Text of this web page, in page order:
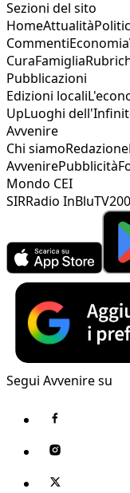
Sezioni del sito
HomeAttualità
CommentiEconomia
CuraFamiglia
Pubblicazioni
Edizioni locali
UpLuoghi
Avvenire
Chi siamoRedazione
AvvenirePubblicità
Mondo CEI
SIRRadio InBlu
Segui Avvenire su